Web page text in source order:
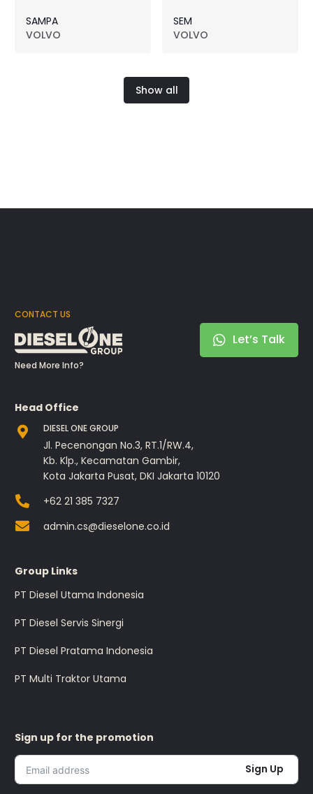
SAMPA
VOLVO
SEM
VOLVO
Show all
CONTACT US
Need More Info?
Let’s Talk
Head Office
DIESEL ONE GROUP
Jl. Pecenongan No.3, RT.1/RW.4,
Kb. Klp., Kecamatan Gambir,
Kota Jakarta Pusat, DKI Jakarta 10120
+62 21 385 7327
admin.cs@dieselone.co.id
Group Links
PT Diesel Utama Indonesia
PT Diesel Servis Sinergi
PT Diesel Pratama Indonesia
PT Multi Traktor Utama
Sign up for the promotion
Sign Up